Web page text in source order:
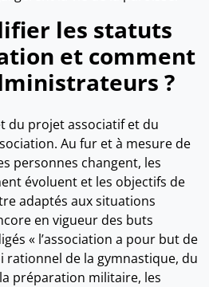
les statuts
et comment
?
du projet associatif et du
Au fur et à mesure de
personnes changent, les
évoluent et les objectifs de
adaptés aux situations
en vigueur des buts
« l’association a pour but de
rationnel de la gymnastique, du
préparation militaire, les